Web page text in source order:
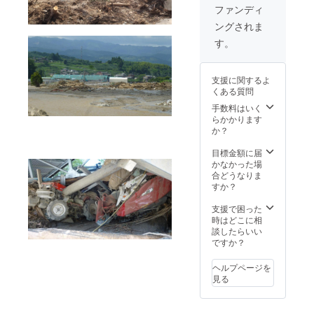
ファンディ
ングされま
す。
支援に関するよ
くある質問
手数料はいく
らかかります
か？
目標金額に届
かなかった場
合どうなりま
すか？
支援で困った
時はどこに相
談したらいい
ですか？
ヘルプページを
見る